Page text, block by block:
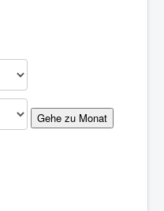
Gehe zu Monat